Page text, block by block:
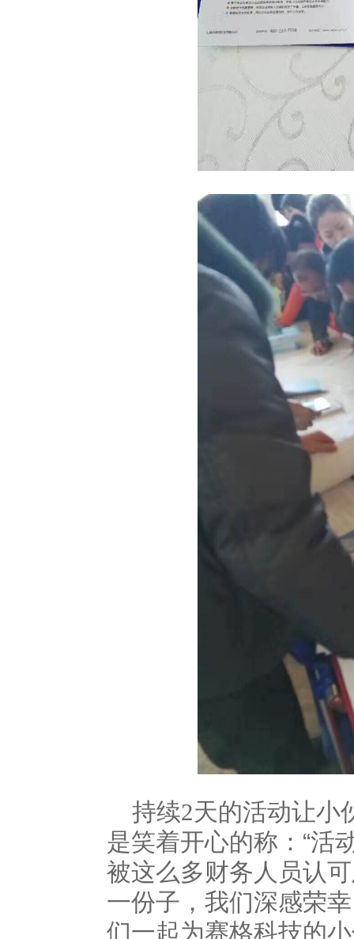
持续2天的活动让小
是笑着开心的称：“活
被这么多财务人员认
一份子，我们深感荣
们一起为赛格科技的